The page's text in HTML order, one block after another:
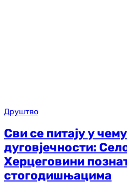
Друштво
Сви се питају у чему
дуговјечности:
Херцеговини
стогодишњацима